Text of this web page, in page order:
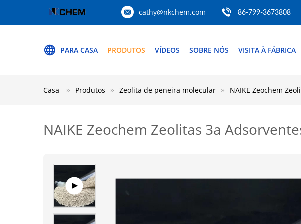
cathy@nkchem.com 86-799-3673808
PARA CASA PRODUTOS VÍDEOS SOBRE NÓS VISITA À FÁBRICA
Casa Produtos Zeolita de peneira molecular NAIKE Zeochem
NAIKE Zeochem Zeolitas 3a